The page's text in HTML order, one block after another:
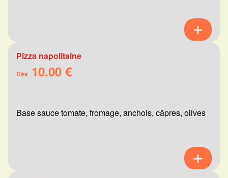
Pizza napolitaine
Dès 10.00 €
Base sauce tomate, fromage, anchois, câpres, olives